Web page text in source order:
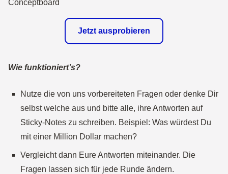
Jetzt ausprobieren
Wie funktioniert’s?
Nutze die von uns vorbereiteten Fragen oder denke Dir
selbst welche aus und bitte alle, ihre Antworten auf
Sticky-Notes zu schreiben. Beispiel: Was würdest Du
mit einer Million Dollar machen?
Vergleicht dann Eure Antworten miteinander. Die
Fragen lassen sich für jede Runde ändern.